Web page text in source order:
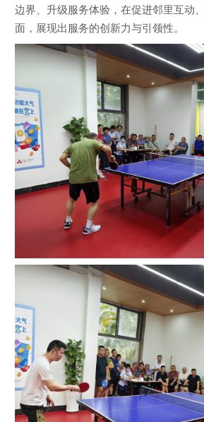
边界、升级服务体验，在促进邻里互动
面，展现出服务的创新力与引领性。